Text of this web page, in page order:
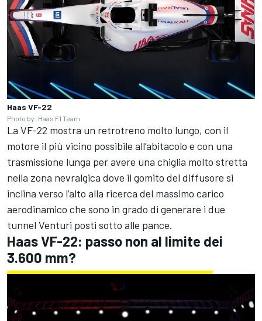
Haas VF-22
Photo by: Haas F1 Team
La VF-22 mostra un retrotreno molto lungo, con il
motore il più vicino possibile all’abitacolo e con una
trasmissione lunga per avere una chiglia molto stretta
nella zona nevralgica dove il gomito del diffusore si
inclina verso l’alto alla ricerca del massimo carico
aerodinamico che sono in grado di generare i due
tunnel Venturi posti sotto alle pance.
Haas VF-22: passo non al limite dei
3.600 mm?